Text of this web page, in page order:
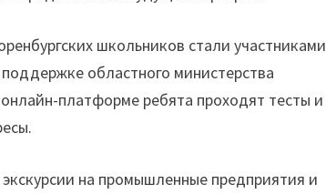
школьников стали участниками
областного министерства
платформе ребята проходят тесты и
на промышленные предприятия и